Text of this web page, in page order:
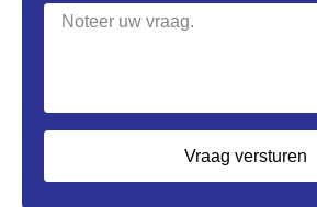
Vraag versturen